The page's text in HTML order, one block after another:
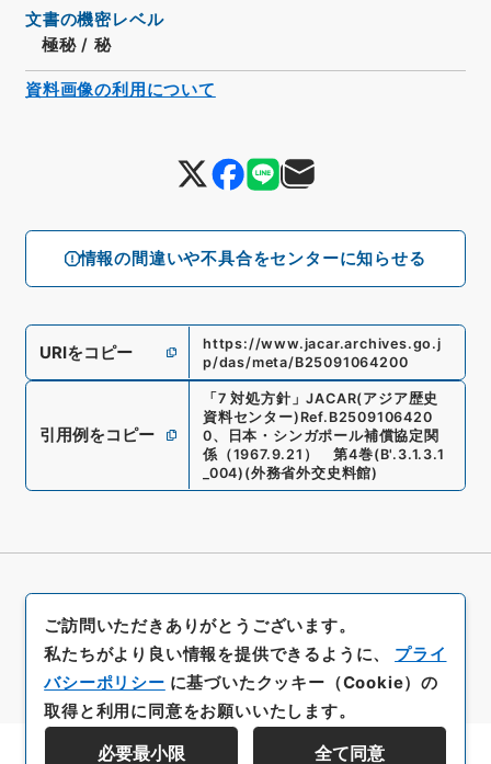
情報の間違いや不具合をセンターに知らせる
文書の機密レベル
極秘 / 秘
URIをコピー
https://www.jacar.archives.go.j
p/das/meta/B25091064200
引用例をコピー
「7 対処方針 」JACAR(アジア歴史
資料センター) Ref. B2509106420
0、
日本・シンガポール補償協定関
係（1967.9.21） 第4巻(B'.3.1.3.1
_004) (外務省外交史料館)
資料画像の利用について
ご訪問いただきありがとうございます。
私たちがより良い情報を提供できるように、 プライ
バシーポリシー に基づいたクッキー（Cookie）の
取得と利用に同意をお願いいたします。
必要最小限 全て同意